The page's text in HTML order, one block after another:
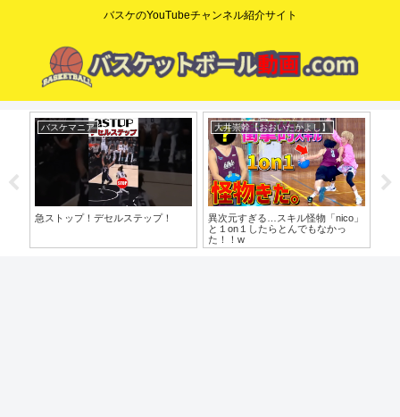
バスケのYouTubeチャンネル紹介サイト
dunkman yoshi
やっと〇〇の意図がわかりました
NBA Times /NBAタイムズ
見せ方だけがNBAを動かす時
代…”本物の技術”が埋もれた理由